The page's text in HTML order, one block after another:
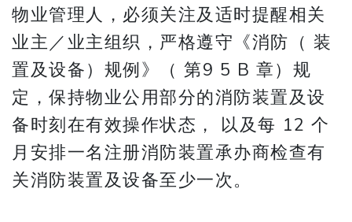
物业管理人，必须关注及适时提醒相关
业主／业主组织，严格遵守《消防（ 装
置及设备）规例》（ 第9 5 B 章）规
定，保持物业公用部分的消防装置及设
备时刻在有效操作状态， 以及每 12 个
月安排一名注册消防装置承办商检查有
关消防装置及设备至少一次。